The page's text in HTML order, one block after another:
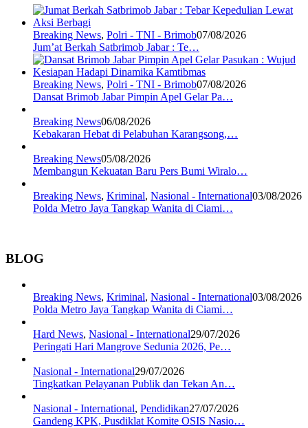
Breaking News, Polri - TNI - Brimob07/08/2026
Jum’at Berkah Satbrimob Jabar : Te…
Breaking News, Polri - TNI - Brimob07/08/2026
Dansat Brimob Jabar Pimpin Apel Gelar Pa…
Breaking News06/08/2026
Kebakaran Hebat di Pelabuhan Karangsong,…
Breaking News05/08/2026
Membangun Kekuatan Baru Pers Bumi Wiralo…
Breaking News, Kriminal, Nasional - International03/08/2026
Polda Metro Jaya Tangkap Wanita di Ciami…
BLOG
Breaking News, Kriminal, Nasional - International03/08/2026
Polda Metro Jaya Tangkap Wanita di Ciami…
Hard News, Nasional - International29/07/2026
Peringati Hari Mangrove Sedunia 2026, Pe…
Nasional - International29/07/2026
Tingkatkan Pelayanan Publik dan Tekan An…
Nasional - International, Pendidikan27/07/2026
Gandeng KPK, Pusdiklat Komite OSIS Nasio…